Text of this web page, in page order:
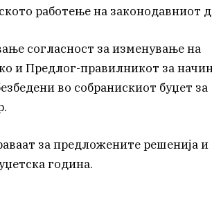
работење на законодавниот
согласност за изменување на
и Предлог-правилникот за
во собранискиот буџет за
за предложените решенија и
година.